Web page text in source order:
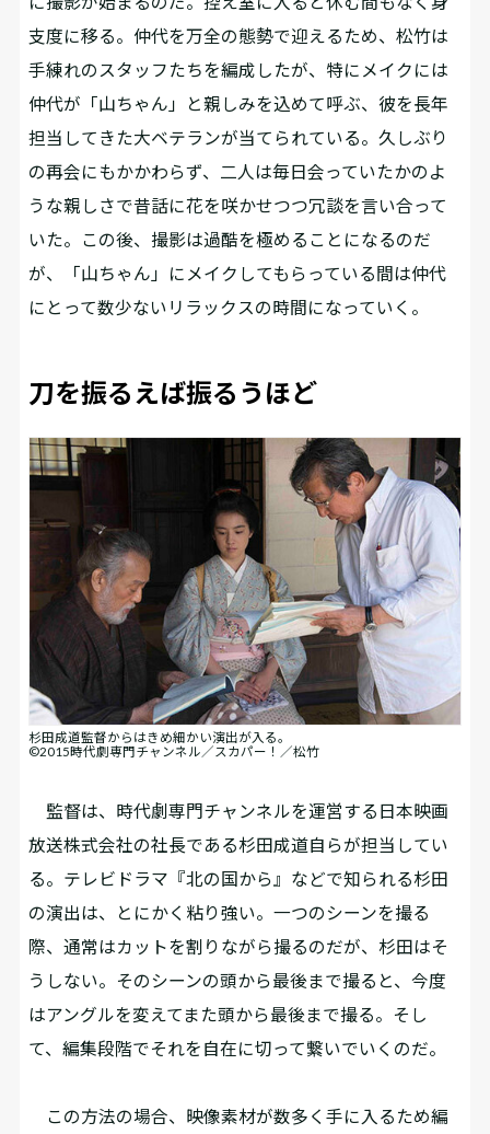
支度に移る。仲代を万全の態勢で迎えるため、松竹は
手練れのスタッフたちを編成したが、特にメイクには
仲代が「山ちゃん」と親しみを込めて呼ぶ、彼を長年
担当してきた大ベテランが当てられている。久しぶり
の再会にもかかわらず、二人は毎日会っていたかのよ
うな親しさで昔話に花を咲かせつつ冗談を言い合って
いた。この後、撮影は過酷を極めることになるのだ
が、「山ちゃん」にメイクしてもらっている間は仲代
にとって数少ないリラックスの時間になっていく。
刀を振るえば振るうほど
杉田成道監督からはきめ細かい演出が入る。
©2015時代劇専門チャンネル／スカパー！／松竹
監督は、時代劇専門チャンネルを運営する日本映画
放送株式会社の社長である杉田成道自らが担当してい
る。テレビドラマ『北の国から』などで知られる杉田
の演出は、とにかく粘り強い。一つのシーンを撮る
際、通常はカットを割りながら撮るのだが、杉田はそ
うしない。そのシーンの頭から最後まで撮ると、今度
はアングルを変えてまた頭から最後まで撮る。そし
て、編集段階でそれを自在に切って繋いでいくのだ。
この方法の場合、映像素材が数多く手に入るため編